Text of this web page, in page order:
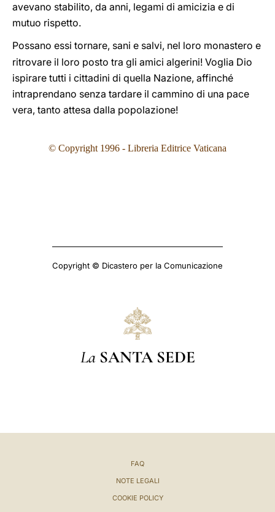
avevano stabilito, da anni, legami di amicizia e di
mutuo rispetto.
Possano essi tornare, sani e salvi, nel loro monastero e
ritrovare il loro posto tra gli amici algerini! Voglia Dio
ispirare tutti i cittadini di quella Nazione, affinché
intraprendano senza tardare il cammino di una pace
vera, tanto attesa dalla popolazione!
© Copyright 1996 - Libreria Editrice Vaticana
Copyright © Dicastero per la Comunicazione
La SANTA SEDE
FAQ
NOTE LEGALI
COOKIE POLICY